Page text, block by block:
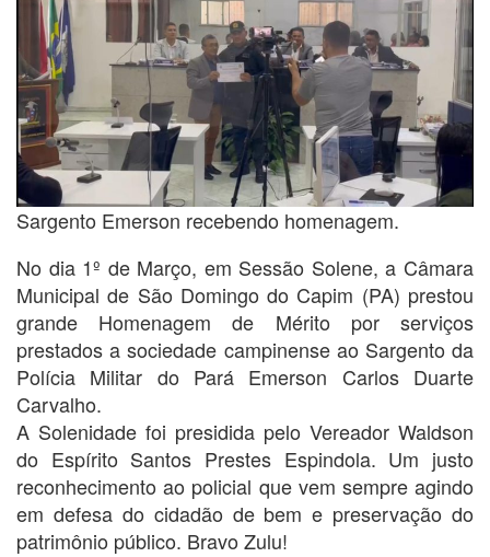
Sargento Emerson recebendo homenagem.
No dia 1º de Março, em Sessão Solene, a Câmara
Municipal de São Domingo do Capim (PA) prestou
grande Homenagem de Mérito por serviços
prestados a sociedade campinense ao Sargento da
Polícia Militar do Pará Emerson Carlos Duarte
Carvalho.
A Solenidade foi presidida pelo Vereador Waldson
do Espírito Santos Prestes Espindola. Um justo
reconhecimento ao policial que vem sempre agindo
em defesa do cidadão de bem e preservação do
patrimônio público. Bravo Zulu!